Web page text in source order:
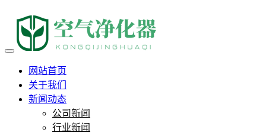
负离子保健是真的还是心理作
网站首页
关于我们
新闻动态
公司新闻
行业新闻